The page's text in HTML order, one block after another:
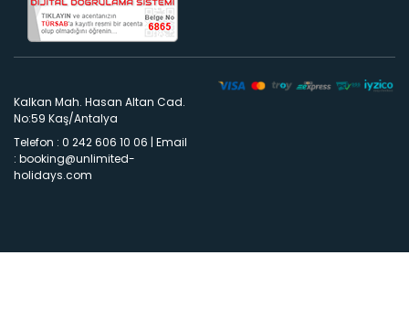
Kalkan Mah. Hasan Altan Cad.
No:59 Kaş/Antalya
Telefon : 0 242 606 10 06 | Email
: booking@unlimited-
holidays.com